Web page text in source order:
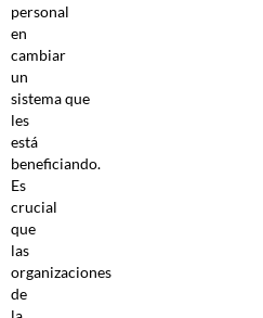
personal
en
cambiar
un
sistema que
les
está
beneficiando.
Es
crucial
que
las
organizaciones
de